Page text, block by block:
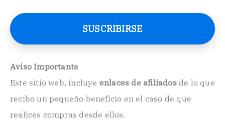
e
o
e
t
ó
n
SUSCRIBIRSE
Aviso Importante
Este sitio web, incluye enlaces de afiliadosde lo que
recibo un pequeño beneficio en el caso de que
realices compras desde ellos.